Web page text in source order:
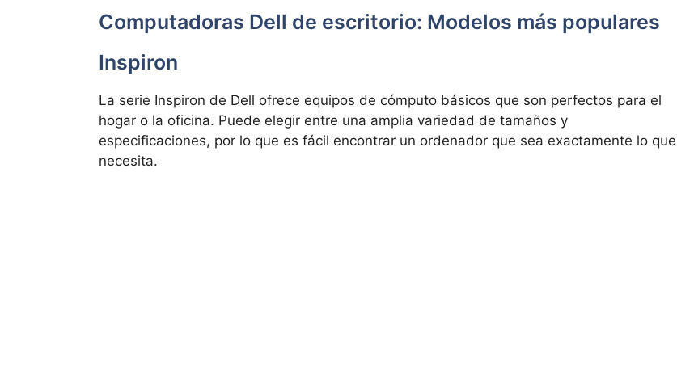
Computadoras Dell de escritorio: Modelos más populares
Inspiron
La serie Inspiron de Dell ofrece equipos de cómputo básicos que son perfectos para el
hogar o la oficina. Puede elegir entre una amplia variedad de tamaños y
especificaciones, por lo que es fácil encontrar un ordenador que sea exactamente lo que
necesita.